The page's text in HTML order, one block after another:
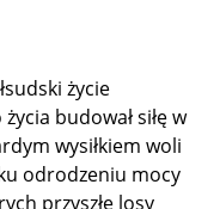
życie
budował siłę w
wysiłkiem woli
odrodzeniu mocy
przyszłe losy